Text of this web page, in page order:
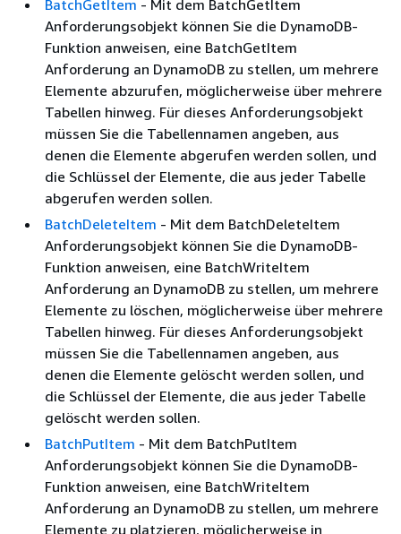
BatchGetItem - Mit dem BatchGetItem
Anforderungsobjekt können Sie die DynamoDB-
Funktion anweisen, eine BatchGetItem
Anforderung an DynamoDB zu stellen, um mehrere
Elemente abzurufen, möglicherweise über mehrere
Tabellen hinweg. Für dieses Anforderungsobjekt
müssen Sie die Tabellennamen angeben, aus
denen die Elemente abgerufen werden sollen, und
die Schlüssel der Elemente, die aus jeder Tabelle
abgerufen werden sollen.
BatchDeleteItem - Mit dem BatchDeleteItem
Anforderungsobjekt können Sie die DynamoDB-
Funktion anweisen, eine BatchWriteItem
Anforderung an DynamoDB zu stellen, um mehrere
Elemente zu löschen, möglicherweise über mehrere
Tabellen hinweg. Für dieses Anforderungsobjekt
müssen Sie die Tabellennamen angeben, aus
denen die Elemente gelöscht werden sollen, und
die Schlüssel der Elemente, die aus jeder Tabelle
gelöscht werden sollen.
BatchPutItem - Mit dem BatchPutItem
Anforderungsobjekt können Sie die DynamoDB-
Funktion anweisen, eine BatchWriteItem
Anforderung an DynamoDB zu stellen, um mehrere
Elemente zu platzieren, möglicherweise in